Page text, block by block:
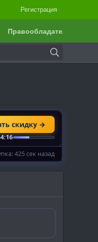
Регистрация
Правообладателям